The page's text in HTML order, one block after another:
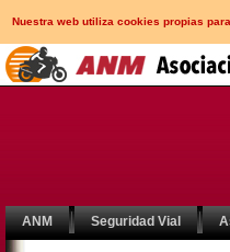
Nuestra web utiliza cookies propias
ANM Seguridad Vial